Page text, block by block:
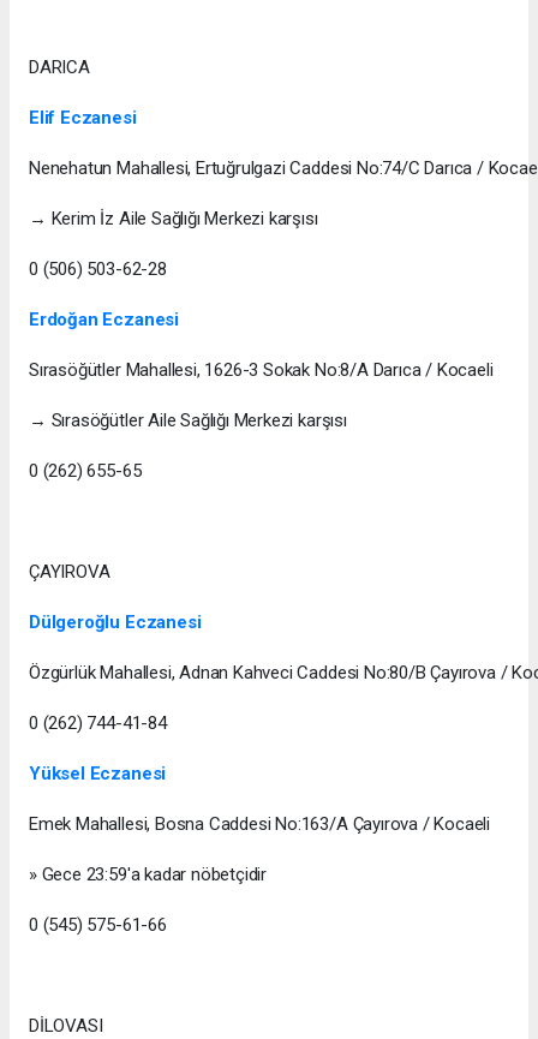
DARICA
Elif Eczanesi
Nenehatun Mahallesi, Ertuğrulgazi Caddesi No:74/C Darıca /
→ Kerim İz Aile Sağlığı Merkezi karşısı
0 (506) 503-62-28
Erdoğan Eczanesi
Sırasöğütler Mahallesi, 1626-3 Sokak No:8/A Darıca / Kocaeli
→ Sırasöğütler Aile Sağlığı Merkezi karşısı
0 (262) 655-65
ÇAYIROVA
Dülgeroğlu Eczanesi
Özgürlük Mahallesi, Adnan Kahveci Caddesi No:80/B Çayırova /
0 (262) 744-41-84
Yüksel Eczanesi
Emek Mahallesi, Bosna Caddesi No:163/A Çayırova / Kocaeli
» Gece 23:59'a kadar nöbetçidir
0 (545) 575-61-66
DİLOVASI